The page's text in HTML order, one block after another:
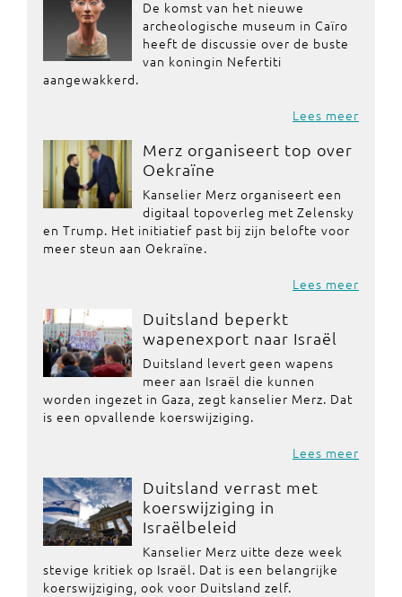
De komst van het nieuwe
archeologische museum in Caïro
heeft de discussie over de buste
van koningin Nefertiti
aangewakkerd.
Lees meer
Merz organiseert top over
Oekraïne
Kanselier Merz organiseert een
digitaal topoverleg met Zelensky
en Trump. Het initiatief past bij zijn belofte voor
meer steun aan Oekraïne.
Lees meer
Duitsland beperkt
wapenexport naar Israël
Duitsland levert geen wapens
meer aan Israël die kunnen
worden ingezet in Gaza, zegt kanselier Merz. Dat
is een opvallende koerswijziging.
Lees meer
Duitsland verrast met
koerswijziging in
Israëlbeleid
Kanselier Merz uitte deze week
stevige kritiek op Israël. Dat is een belangrijke
koerswijziging, ook voor Duitsland zelf.